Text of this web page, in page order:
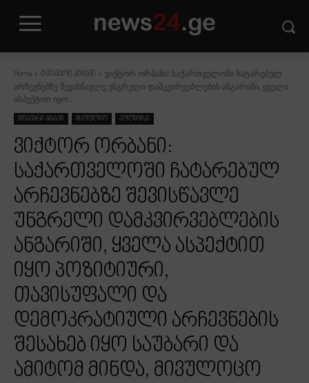
Home მთავარი ამბავი
ვიქტორ ორბანი: საქართველოში ჩატარებულ
არჩევნებზე შევისწავლე უნგრელი დამკვირვებლების ანგარიში, ყველა
ასპექტით იყო...
მთავარი ამბავი მსოფლიო პოლიტიკა
ვიქტორ ორბანი:
საქართველოში ჩატარებულ
არჩევნებზე შევისწავლე
უნგრელი დამკვირვებლების
ანგარიში, ყველა ასპექტით
იყო პოზიტიური,
თავისუფალი და
დემოკრატიული არჩევნების
შესახებ იყო საუბარი და
ამიტომ მინდა, მივულოცო